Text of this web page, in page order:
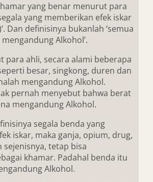
yang benar menurut para
yang memberikan efek iskar
Dan definisinya bukanlah ‘semua
Alkohol’.
para ahli, secara alami beberapa
besar, singkong, duren dan
mengandung Alkohol.
pernah menyebut bahwa berat
mengandung Alkohol.
segala benda yang
iskar, maka ganja, opium, drug,
sejenisnya, tetap bisa
khamar. Padahal benda itu
Alkohol.